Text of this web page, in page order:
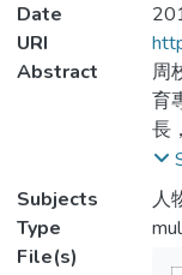
Date
URI
Abstract
周
育
長
的
Subjects
人
Type
File(s)